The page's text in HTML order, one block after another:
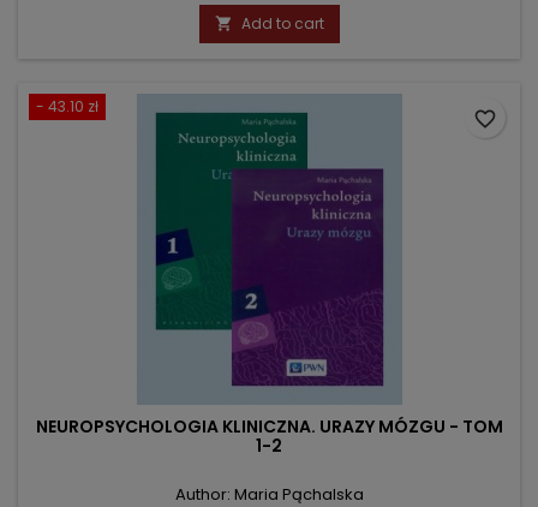
price
 Add to cart
- 43.10 zł
NEUROPSYCHOLOGIA KLINICZNA. URAZY MÓZGU - TOM
1-2
Author: Maria Pąchalska
favorite_border